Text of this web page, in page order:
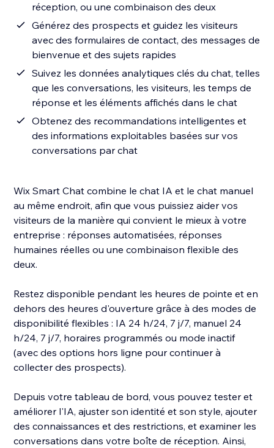
réception, ou une combinaison des deux
Générez des prospects et guidez les visiteurs
avec des formulaires de contact, des messages de
bienvenue et des sujets rapides
Suivez les données analytiques clés du chat, telles
que les conversations, les visiteurs, les temps de
réponse et les éléments affichés dans le chat
Obtenez des recommandations intelligentes et
des informations exploitables basées sur vos
conversations par chat
Wix Smart Chat combine le chat IA et le chat manuel
au même endroit, afin que vous puissiez aider vos
visiteurs de la manière qui convient le mieux à votre
entreprise : réponses automatisées, réponses
humaines réelles ou une combinaison flexible des
deux.
Restez disponible pendant les heures de pointe et en
dehors des heures d'ouverture grâce à des modes de
disponibilité flexibles : IA 24 h/24, 7 j/7, manuel 24
h/24, 7 j/7, horaires programmés ou mode inactif
(avec des options hors ligne pour continuer à
collecter des prospects).
Depuis votre tableau de bord, vous pouvez tester et
améliorer l'IA, ajuster son identité et son style, ajouter
des connaissances et des restrictions, et examiner les
conversations dans votre boîte de réception. Ainsi,